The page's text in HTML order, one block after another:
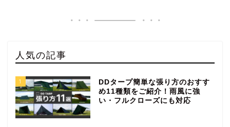
人気の記事
1
DDタープ簡単な張り方のおすす
め11種類をご紹介！雨風に強
い・フルクローズにも対応